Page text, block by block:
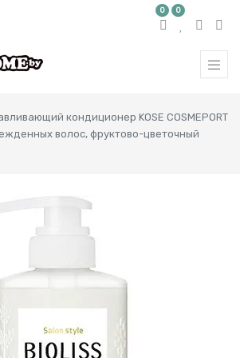
0 0
кондиционер KOSE COSMEPORT
волос, фруктово-цветочный